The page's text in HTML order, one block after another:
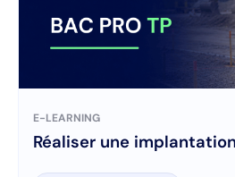
E-LEARNING
Réaliser une